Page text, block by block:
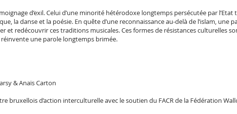
d’exil. Celui d’une minorité hétérodoxe longtemps persécutée par
la danse et la poésie. En quête d’une reconnaissance au-delà de l’islam, une
et redécouvrir ces traditions musicales. Ces formes de résistances culturelles
une parole longtemps brimée.
& Anaïs Carton
bruxellois d’action interculturelle avec le soutien du FACR de la Fédération